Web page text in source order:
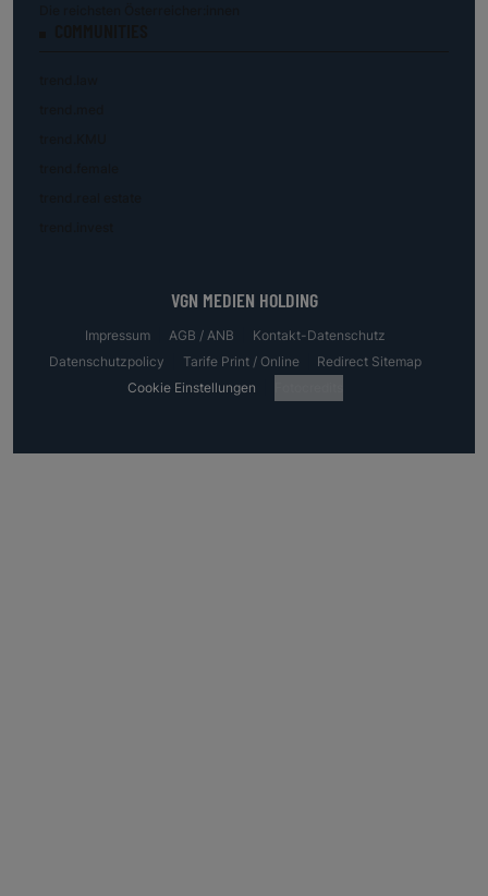
VGN MEDIEN HOLDING
Impressum AGB / ANB
Kontakt-Datenschutz
Datenschutzpolicy
Tarife Print / Online
Redirect Sitemap
Cookie Einstellungen